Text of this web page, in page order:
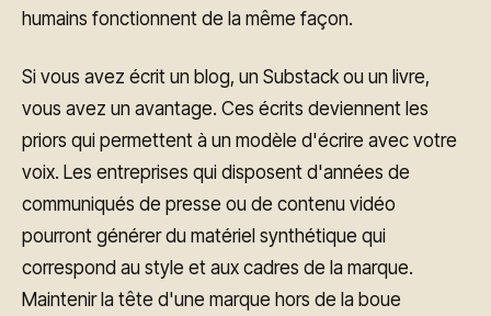
humains fonctionnent de la même façon.
Si vous avez écrit un blog, un Substack ou un livre,
vous avez un avantage. Ces écrits deviennent les
priors qui permettent à un modèle d'écrire avec votre
voix. Les entreprises qui disposent d'années de
communiqués de presse ou de contenu vidéo
pourront générer du matériel synthétique qui
correspond au style et aux cadres de la marque.
Maintenir la tête d'une marque hors de la boue